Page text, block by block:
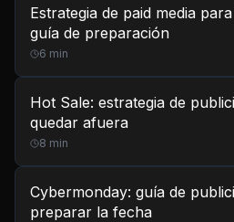
Estrategia de paid media
guía de preparación
6 min
Hot Sale: estrategia de
quedar afuera
8 min
Cybermonday: guía de
preparar la fecha